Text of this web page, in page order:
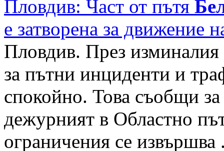
Пловдив: Част от пътя
е затворена за движение
Пловдив. През изминалия
за пътни инциденти и
спокойно. Това съобщи
дежурният в Областно
ограничения се извършва